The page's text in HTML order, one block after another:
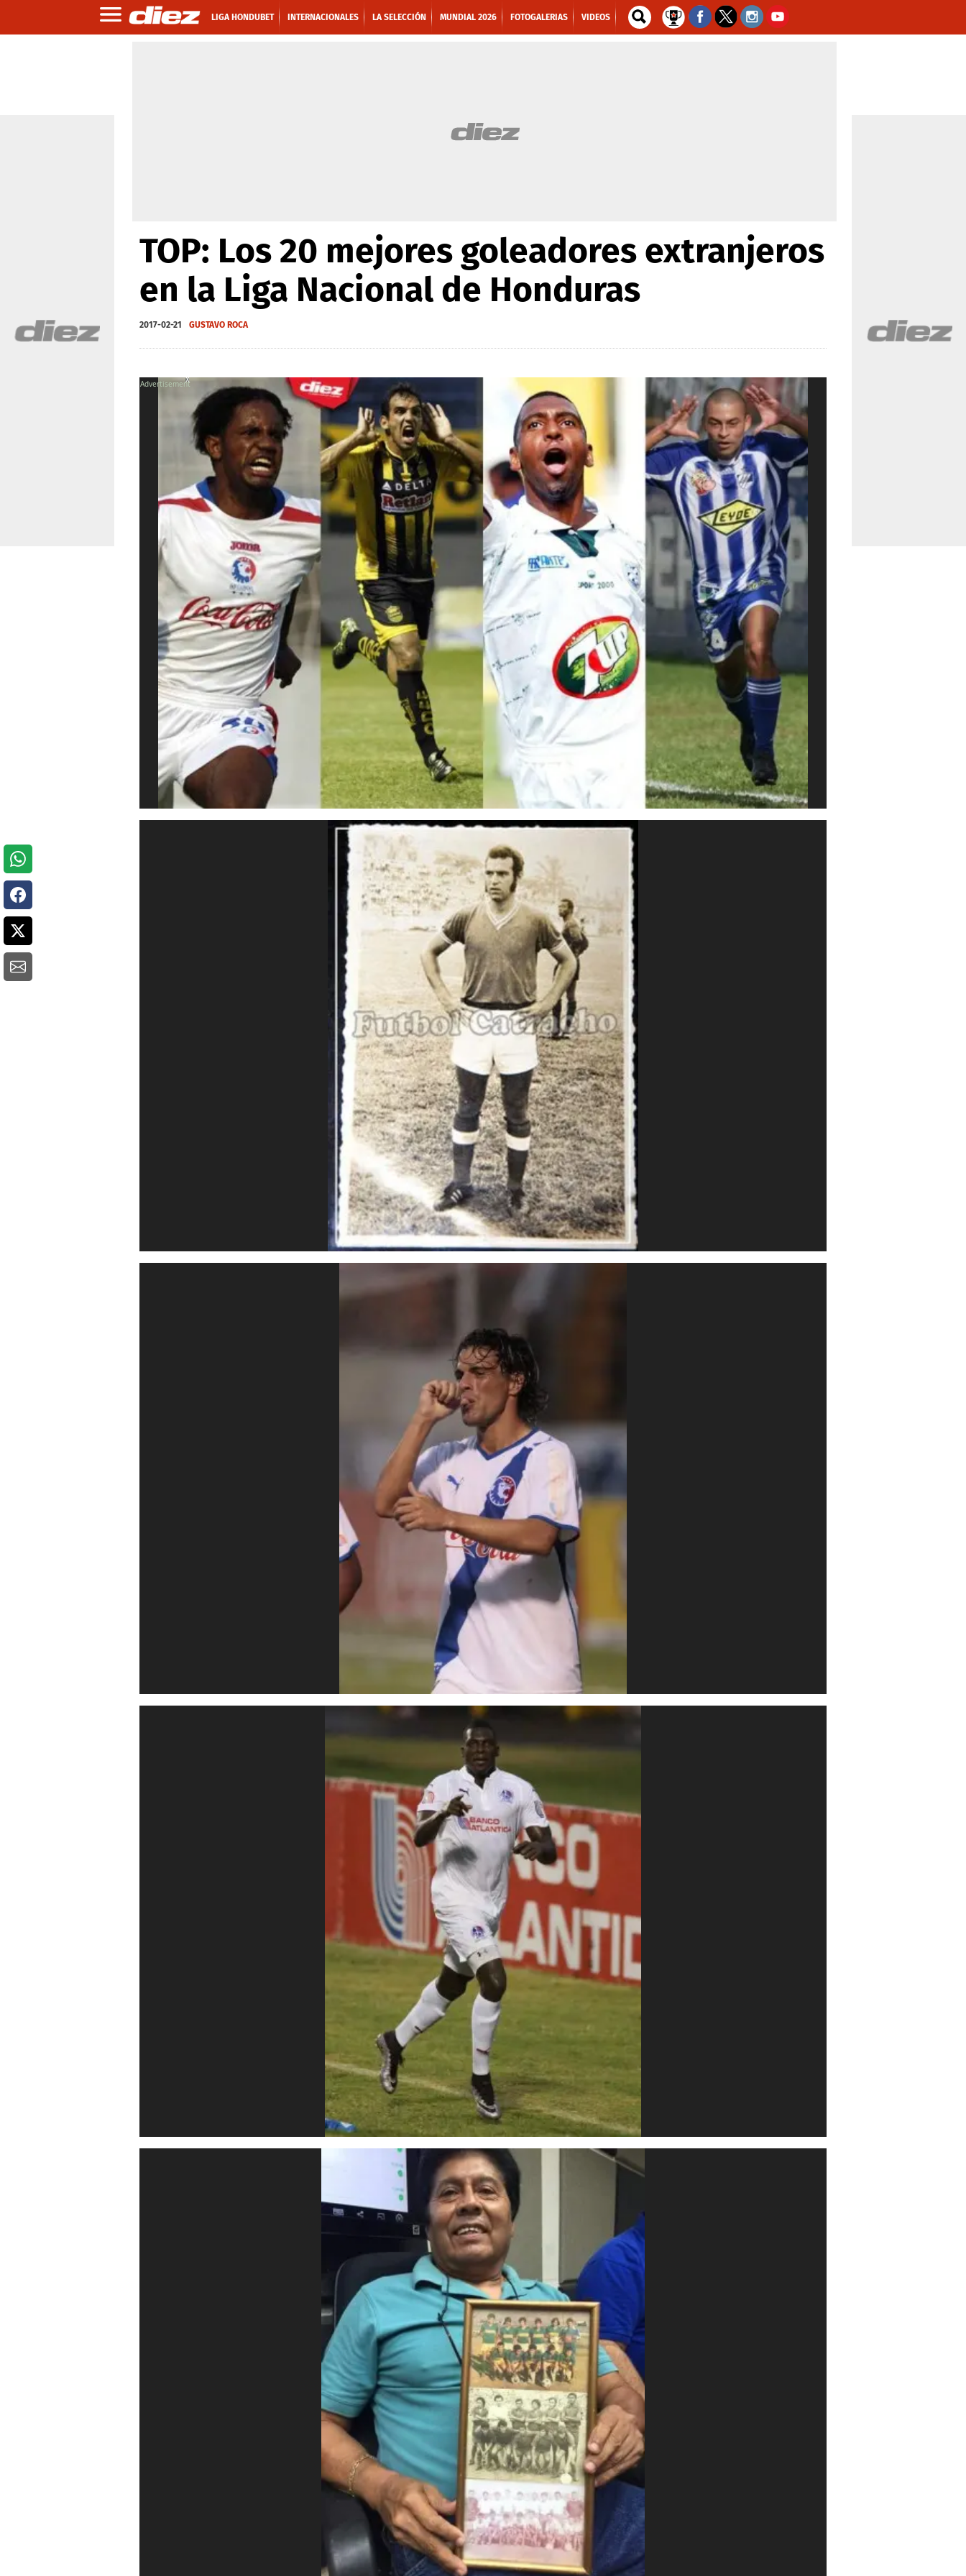
LIGA HONDUBET INTERNACIONALES LA SELECCIÓN MUNDIAL 2026 FOTOGALERIAS VIDEOS
TOP: Los 20 mejores goleadores extranjeros
en la Liga Nacional de Honduras
2017-02-21 GUSTAVO ROCA
X